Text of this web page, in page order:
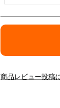
商品レビュー投稿